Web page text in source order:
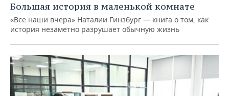
Большая история в маленькой комнате
«Все наши вчера» Наталии Гинзбург — книга о том, как
история незаметно разрушает обычную жизнь